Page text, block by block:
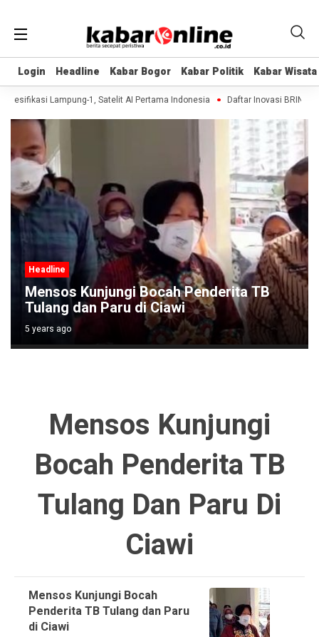
Login Headline Kabar Bogor Kabar Politik Kabar Wisata
Login Headline Kabar Bogor Kabar Politik Kabar Wisata
Lampung-1, Satelit AI Pertama Indonesia Daftar Inovasi BRIN
Headline
Mensos Kunjungi Bocah Penderita TB
Tulang dan Paru di Ciawi
5 years ago
Mensos Kunjungi
Bocah Penderita TB
Tulang Dan Paru Di
Ciawi
Mensos Kunjungi Bocah
Penderita TB Tulang dan Paru
di Ciawi